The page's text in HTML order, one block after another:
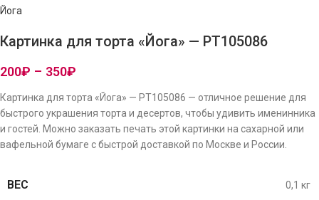
Йога
Картинка для торта «Йога» — PT105086
200₽ – 350₽
Картинка для торта «Йога» — PT105086 — отличное решение для
быстрого украшения торта и десертов, чтобы удивить именинника
и гостей. Можно заказать печать этой картинки на сахарной или
вафельной бумаге с быстрой доставкой по Москве и России.
ВЕС 0,1 кг